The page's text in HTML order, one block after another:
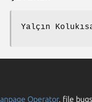
Yalçın
Operator, file